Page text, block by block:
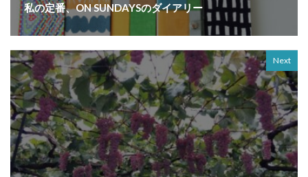
私の定番、ON SUNDAYSのダイアリー
Next